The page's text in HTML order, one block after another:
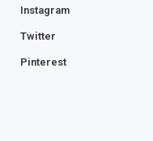
Instagram
Twitter
Pinterest